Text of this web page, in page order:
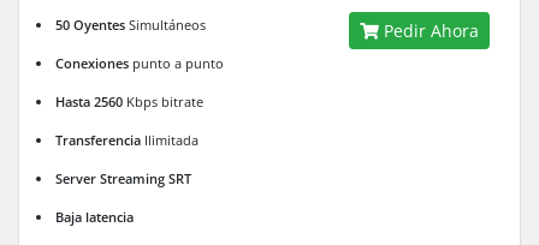
50 Oyentes Simultáneos
Conexiones punto a punto
Hasta 2560 Kbps bitrate
Transferencia Ilimitada
Server Streaming SRT
Baja latencia
Pedir Ahora